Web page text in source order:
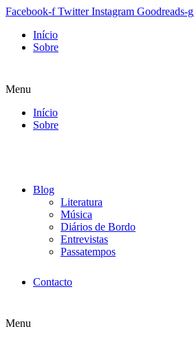
Facebook-f Twitter Instagram Goodreads-g
Início
Sobre
Menu
Início
Sobre
Blog
Literatura
Música
Diários de Bordo
Entrevistas
Passatempos
Contacto
Menu